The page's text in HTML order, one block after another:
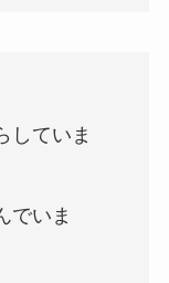
していま
でいま